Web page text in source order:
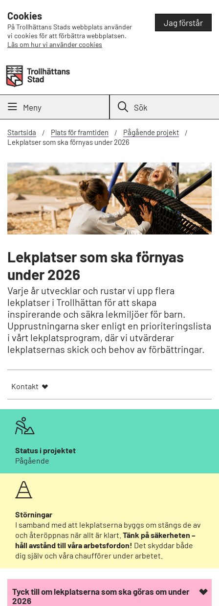
Cookies
På Trollhättans Stads webbplats använder
vi cookies för att förbättra webbplatsen.
Läs om hur vi använder cookies
Jag förstår
Meny Sök
Startsida Plats för framtiden
Pågående projekt
Lekplatser som ska förnyas under 2026
Lekplatser som ska förnyas
under 2026
Varje år utvecklar och rustar vi upp flera
lekplatser i Trollhättan för att skapa
inspirerande och säkra lekmiljöer för barn.
Upprustningarna sker enligt en prioriteringslista
i vårt lekplatsprogram, där vi utvärderar
lekplatsernas skick och behov av förbättringar.
Kontakt
Status i projektet
Pågående
Störningar
I samband med att lekplatserna byggs om stängs de av
och återöppnas när allt är klart. Tänk på säkerheten –
håll avstånd till våra arbetsfordon! Det skyddar både
dig själv och våra chaufförer under arbetet.
Tyck till om lekplatserna som ska göras om under
2026